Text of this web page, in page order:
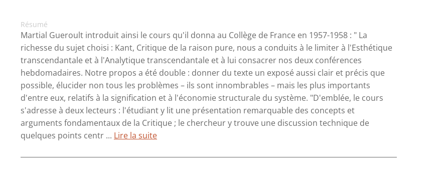
Résumé
Martial Gueroult introduit ainsi le cours qu'il donna au Collège de France en 1957-1958 : " La
richesse du sujet choisi : Kant, Critique de la raison pure, nous a conduits à le limiter à l'Esthétique
transcendantale et à l'Analytique transcendantale et à lui consacrer nos deux conférences
hebdomadaires. Notre propos a été double : donner du texte un exposé aussi clair et précis que
possible, élucider non tous les problèmes – ils sont innombrables – mais les plus importants
d'entre eux, relatifs à la signification et à l'économie structurale du système. "D'emblée, le cours
s'adresse à deux lecteurs : l'étudiant y lit une présentation remarquable des concepts et
arguments fondamentaux de la Critique ; le chercheur y trouve une discussion technique de
quelques points centr ... Lire la suite